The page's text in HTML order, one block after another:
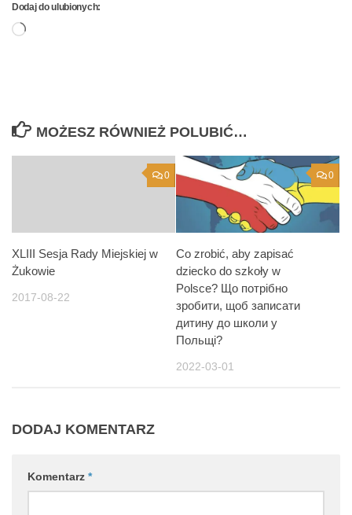
Dodaj do ulubionych:
Wczytywanie…
MOŻESZ RÓWNIEŻ POLUBIĆ…
0
XLIII Sesja Rady Miejskiej w
Żukowie
2017-08-22
0
Co zrobić, aby zapisać
dziecko do szkoły w
Polsce? Що потрібно
зробити, щоб записати
дитину до школи у
Польщі?
2022-03-01
DODAJ KOMENTARZ
Komentarz *